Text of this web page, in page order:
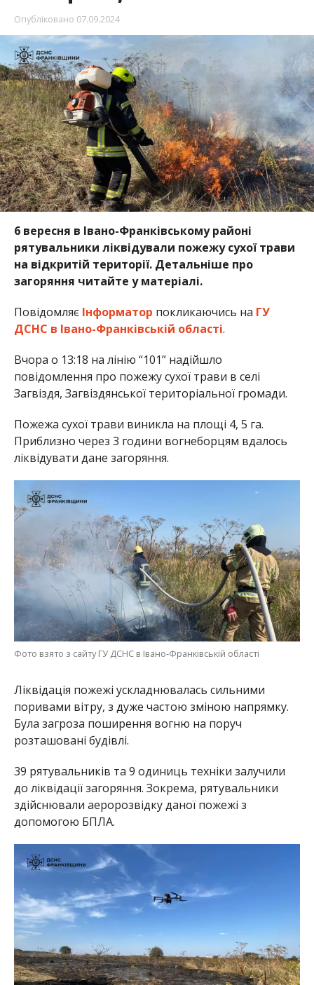
Опубліковано 07.09.2024
6 вересня в Івано-Франківському районі
рятувальники ліквідували пожежу сухої трави
на відкритій території. Детальніше про
загоряння читайте у матеріалі.
ПовідомляєІнформатор покликаючись на ГУ
ДСНС в Івано-Франківській області.
Вчора о 13:18 на лінію “101” надійшло
повідомлення про пожежу сухої трави в селі
Загвіздя, Загвіздянської територіальної громади.
Пожежа сухої трави виникла на площі 4, 5 га.
Приблизно через 3 години вогнеборцям вдалось
ліквідувати дане загоряння.
Фото взято з сайту ГУ ДСНС в Івано-Франківській області
Ліквідація пожежі ускладнювалась сильними
поривами вітру, з дуже частою зміною напрямку.
Була загроза поширення вогню на поруч
розташовані будівлі.
39 рятувальників та 9 одиниць техніки залучили
до ліквідації загоряння. Зокрема, рятувальники
здійснювали аеророзвідку даної пожежі з
допомогою БПЛА.